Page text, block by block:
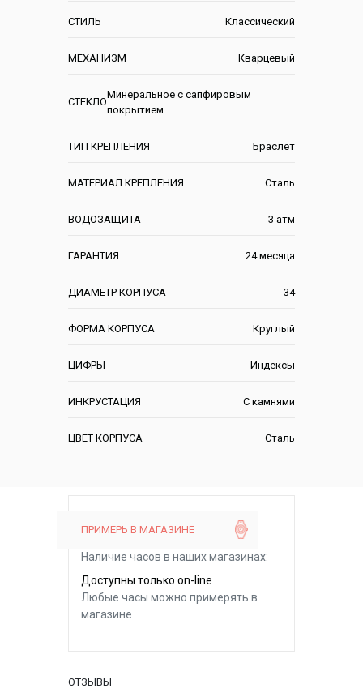
СТИЛЬ Классический
МЕХАНИЗМ Кварцевый
СТЕКЛО
Минеральное с сапфировым
покрытием
ТИП КРЕПЛЕНИЯ Браслет
МАТЕРИАЛ КРЕПЛЕНИЯ Сталь
ВОДОЗАЩИТА 3 атм
ГАРАНТИЯ 24 месяца
ДИАМЕТР КОРПУСА 34
ФОРМА КОРПУСА Круглый
ЦИФРЫ Индексы
ИНКРУСТАЦИЯ С камнями
ЦВЕТ КОРПУСА Сталь
ПРИМЕРЬ В МАГАЗИНЕ
Наличие часов в наших магазинах:
Доступны только on-line
Любые часы можно примерять в
магазине
ОТЗЫВЫ